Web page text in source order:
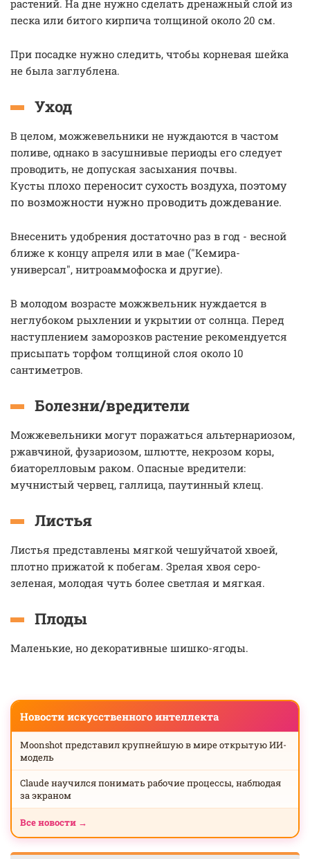
растений. На дне нужно сделать дренажный слой из
песка или битого кирпича толщиной около 20 см.
При посадке нужно следить, чтобы корневая шейка
не была заглублена.
Уход
В целом, можжевельники не нуждаются в частом
поливе, однако в засушнивые периоды его следует
проводить, не допуская засыхания почвы.
Кусты плохо переносит сухость воздуха, поэтому
по возможности нужно проводить дождевание.
Внесенить удобрения достаточно раз в год - весной
ближе к концу апреля или в мае ("Кемира-
универсал", нитроаммофоска и другие).
В молодом возрасте можжвельник нуждается в
неглубоком рыхлении и укрытии от солнца. Перед
наступлением заморозков растение рекомендуется
присыпать торфом толщиной слоя около 10
сантиметров.
Болезни/вредители
Можжевельники могут поражаться альтернариозом,
ржавчиной, фузариозом, шлютте, некрозом коры,
биаторелловым раком. Опасные вредители:
мучнистый червец, галлица, паутинный клещ.
Листья
Листья представлены мягкой чешуйчатой хвоей,
плотно прижатой к побегам. Зрелая хвоя серо-
зеленая, молодая чуть более светлая и мягкая.
Плоды
Маленькие, но декоративные шишко-ягоды.
Новости искусственного интеллекта
Moonshot представил крупнейшую в мире открытую ИИ-
модель
Claude научился понимать рабочие процессы, наблюдая
за экраном
Все новости →